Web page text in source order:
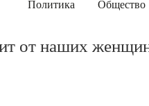
Политика Общество
от наших